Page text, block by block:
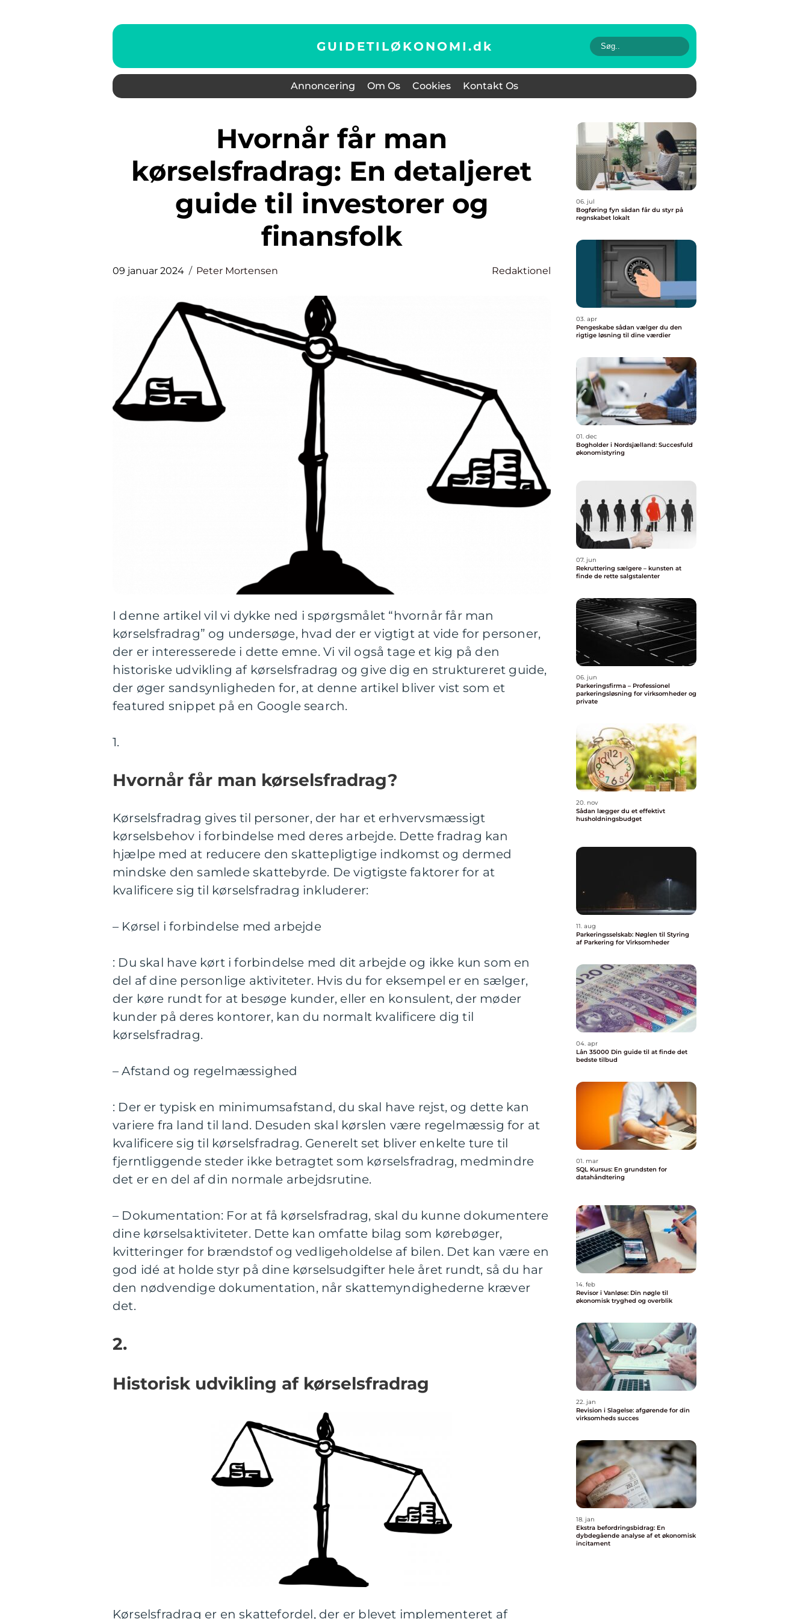
GUIDETILØKONOMI.dk
Annoncering Om Os Cookies Kontakt Os
Hvornår får man
kørselsfradrag: En detaljeret
guide til investorer og
finansfolk
09 januar 2024 Peter Mortensen Redaktionel
I denne artikel vil vi dykke ned i spørgsmålet “hvornår får man
kørselsfradrag” og undersøge, hvad der er vigtigt at vide for personer,
der er interesserede i dette emne. Vi vil også tage et kig på den
historiske udvikling af kørselsfradrag og give dig en struktureret guide,
der øger sandsynligheden for, at denne artikel bliver vist som et
featured snippet på en Google search.
1.
Hvornår får man kørselsfradrag?
Kørselsfradrag gives til personer, der har et erhvervsmæssigt
kørselsbehov i forbindelse med deres arbejde. Dette fradrag kan
hjælpe med at reducere den skattepligtige indkomst og dermed
mindske den samlede skattebyrde. De vigtigste faktorer for at
kvalificere sig til kørselsfradrag inkluderer:
– Kørsel i forbindelse med arbejde
: Du skal have kørt i forbindelse med dit arbejde og ikke kun som en
del af dine personlige aktiviteter. Hvis du for eksempel er en sælger,
der køre rundt for at besøge kunder, eller en konsulent, der møder
kunder på deres kontorer, kan du normalt kvalificere dig til
kørselsfradrag.
– Afstand og regelmæssighed
: Der er typisk en minimumsafstand, du skal have rejst, og dette kan
variere fra land til land. Desuden skal kørslen være regelmæssig for at
kvalificere sig til kørselsfradrag. Generelt set bliver enkelte ture til
fjerntliggende steder ikke betragtet som kørselsfradrag, medmindre
det er en del af din normale arbejdsrutine.
– Dokumentation: For at få kørselsfradrag, skal du kunne dokumentere
dine kørselsaktiviteter. Dette kan omfatte bilag som kørebøger,
kvitteringer for brændstof og vedligeholdelse af bilen. Det kan være en
god idé at holde styr på dine kørselsudgifter hele året rundt, så du har
den nødvendige dokumentation, når skattemyndighederne kræver
det.
2.
Historisk udvikling af kørselsfradrag
Kørselsfradrag er en skattefordel, der er blevet implementeret af
06. jul
Bogføring fyn sådan får du styr på
regnskabet lokalt
03. apr
Pengeskabe sådan vælger du den
rigtige løsning til dine værdier
01. dec
Bogholder i Nordsjælland: Succesfuld
økonomistyring
07. jun
Rekruttering sælgere – kunsten at
finde de rette salgstalenter
06. jun
Parkeringsfirma – Professionel
parkeringsløsning for virksomheder og
private
20. nov
Sådan lægger du et effektivt
husholdningsbudget
11. aug
Parkeringsselskab: Nøglen til Styring
af Parkering for Virksomheder
04. apr
Lån 35000 Din guide til at finde det
bedste tilbud
01. mar
SQL Kursus: En grundsten for
datahåndtering
14. feb
Revisor i Vanløse: Din nøgle til
økonomisk tryghed og overblik
22. jan
Revision i Slagelse: afgørende for din
virksomheds succes
18. jan
Ekstra befordringsbidrag: En
dybdegående analyse af et økonomisk
incitament